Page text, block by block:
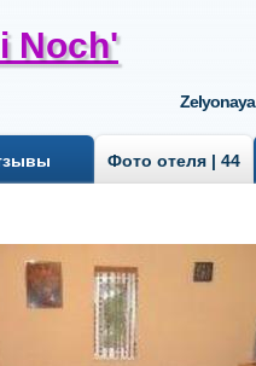
Noch'
Фото отеля | 44